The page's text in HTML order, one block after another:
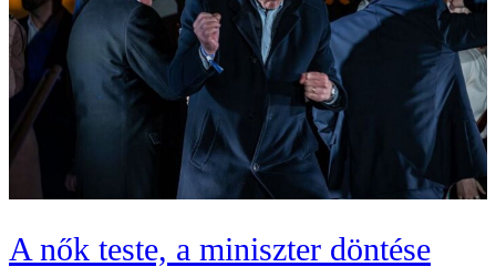
A nők teste, a miniszter döntése